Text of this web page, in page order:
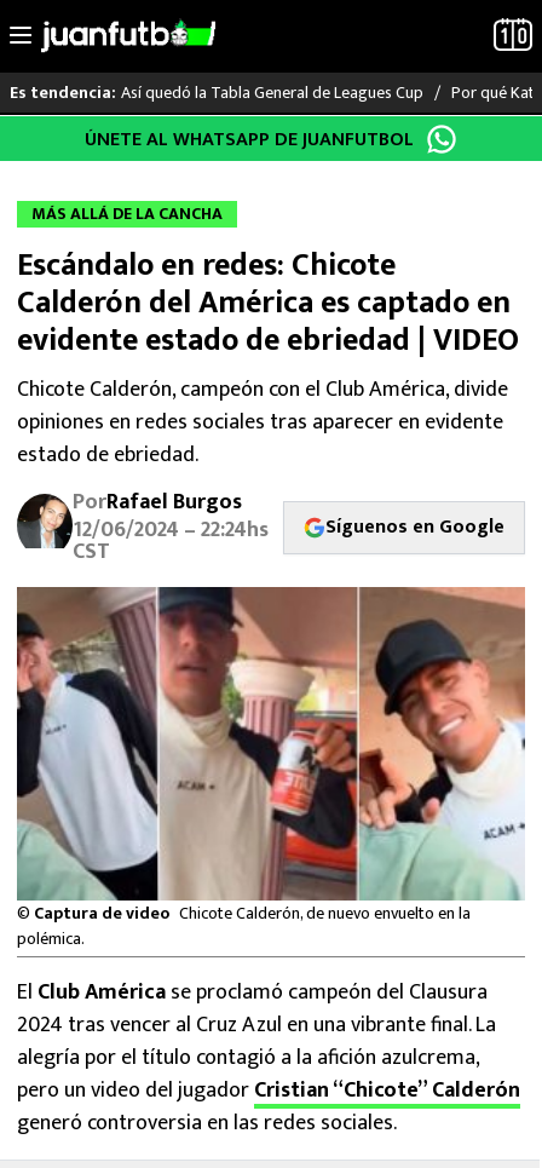
al
Es tendencia: Así quedó la Tabla General de Leagues Cup Por qué
LO ÚLTIMO
LIGA MX
RAYADOS
PUMAS
ATLANTE
SELECCIÓN MEXICANA
FUTBOL INTERNACIONAL
MEXICANOS EN EL EXTRANJERO
FUTBOL ESTUFA
FÓRMULA 1
BOXEO
LIGA MX
NFL
ÚNETE AL WHATSAPP DE JUANFUTBOL
MÁS ALLÁ DE LA CANCHA
Escándalo en redes: Chicote
Calderón del América es captado en
evidente estado de ebriedad | VIDEO
Chicote Calderón, campeón con el Club América, divide
opiniones en redes sociales tras aparecer en evidente
estado de ebriedad.
PorRafael Burgos
12/06/2024 – 22:24hs
CST
Síguenos en Google
© Captura de video Chicote Calderón, de nuevo envuelto en la
polémica.
El Club Américase proclamó campeón del Clausura
2024 tras vencer al Cruz Azul en una vibrante final. La
alegría por el título contagió a la afición azulcrema,
pero un video del jugadorCristian “Chicote” Calderón
generó controversia en las redes sociales.